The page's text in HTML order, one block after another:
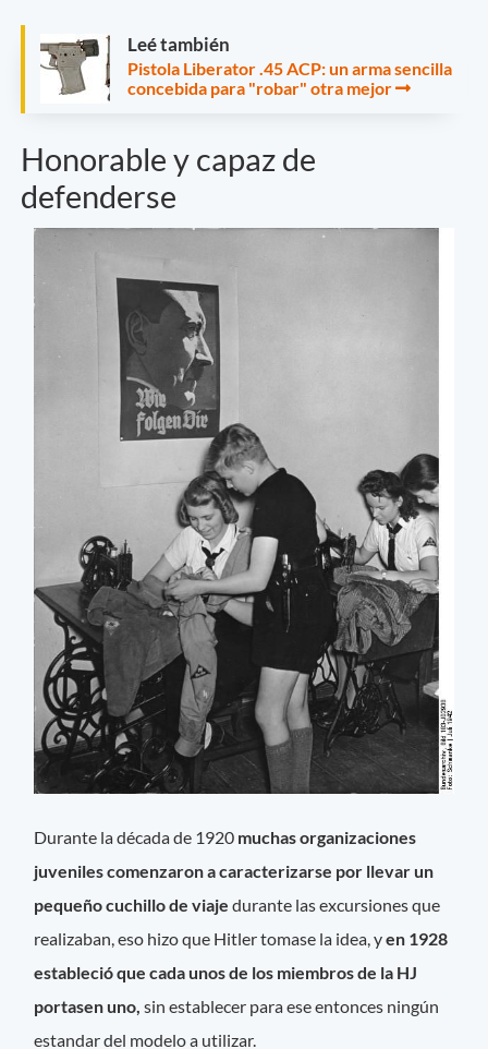
Leé también
Pistola Liberator .45 ACP: un arma sencilla
concebida para "robar" otra mejor
Honorable y capaz de
defenderse
Durante la década de 1920 muchas organizaciones
juveniles comenzaron a caracterizarse por llevar un
pequeño cuchillo de viajedurante las excursiones que
realizaban, eso hizo que Hitler tomase la idea, yen 1928
estableció que cada unos de los miembros de la HJ
portasen uno,sin establecer para ese entonces ningún
estandar del modelo a utilizar.